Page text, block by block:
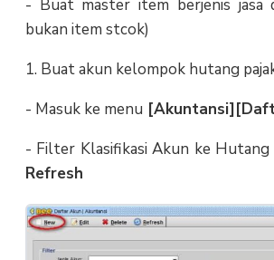
- Buat master item berjenis jasa
bukan item stcok)
1. Buat akun kelompok hutang
- Masuk ke menu
- Filter Klasifikasi Akun ke Hutang
Refresh